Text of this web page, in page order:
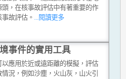
，在核事故評估中有著重要的作
故評估。
...閱讀更多
事件的實用工具
應用於近或遠距離的模擬，評估
況，例如沙塵，火山灰，山火引